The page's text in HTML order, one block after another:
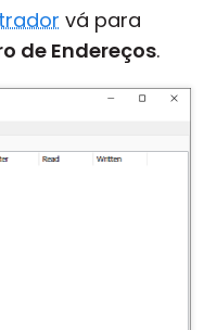
vá para
de Endereços.